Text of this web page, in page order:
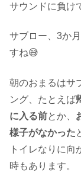
サウンドに負け
サブロー、3か
すね😅
朝のおまるはサ
ング、たとえば
に入る前とか、
様子がなかった
トイレなりに
時もあります。